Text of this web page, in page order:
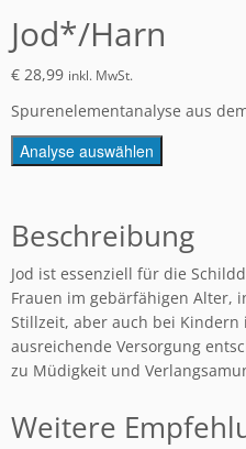
Jod*/Harn
€ 28,99 inkl. MwSt.
Spurenelementanalyse aus
Analyse auswählen
Beschreibung
Jod ist essenziell für die
Frauen im gebärfähigen Alter,
Stillzeit, aber auch bei Kindern
ausreichende Versorgung
zu Müdigkeit und
Weitere